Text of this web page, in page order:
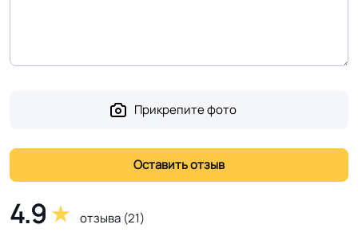
материала ГОСТ, ТУ,
ТУ, ISO
4.9 отзыва (21)
Прикрепите фото